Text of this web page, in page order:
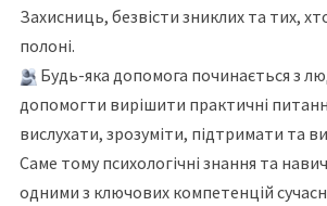
Захисниць, безвісти зниклих та тих,
полоні.
Будь-яка допомога починається з
допомогти вирішити практичні
вислухати, зрозуміти, підтримати та
Саме тому психологічні знання та
одними з ключових компетенцій